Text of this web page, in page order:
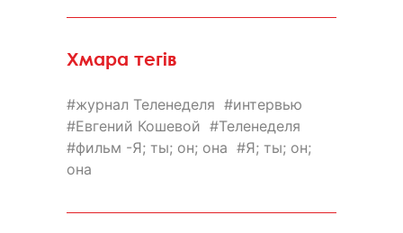
Хмара тегів
журнал Теленеделя
интервью
Евгений Кошевой
Теленеделя
фильм -Я; ты; он; она
Я; ты; он;
она